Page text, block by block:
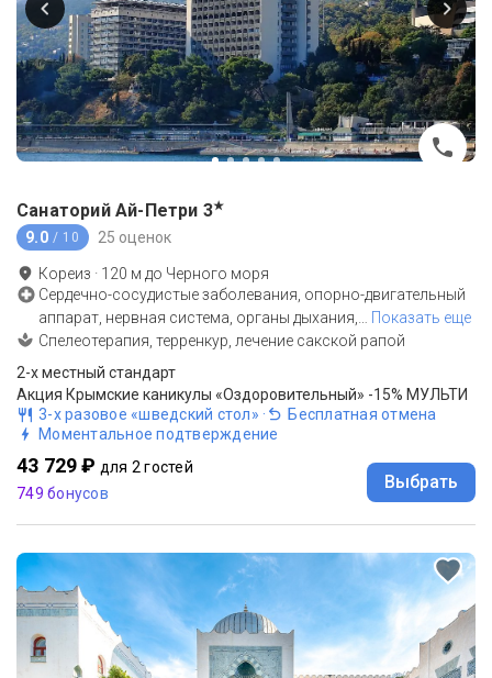
Санаторий Ай-Петри 3★
9.0 / 10 25 оценок
Кореиз · 120 м до Черного моря
Сердечно-сосудистые заболевания, опорно-двигательный
аппарат, нервная система, органы дыхания,
Показать еще
Спелеотерапия, терренкур, лечение сакской рапой
2-x местный стандарт
Акция Крымские каникулы «Оздоровительный» -15% МУЛЬТИ
3-х разовое «шведский стол» ·
Бесплатная отмена
Моментальное подтверждение
43 729 ₽ для 2 гостей
749 бонусов
Выбрать